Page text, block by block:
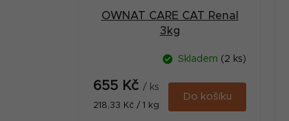
OWNAT CARE CAT Renal
3kg
Skladem (2 ks)
655 Kč / ks
Měrná
218,33 Kč / 1 kg
Do košíku